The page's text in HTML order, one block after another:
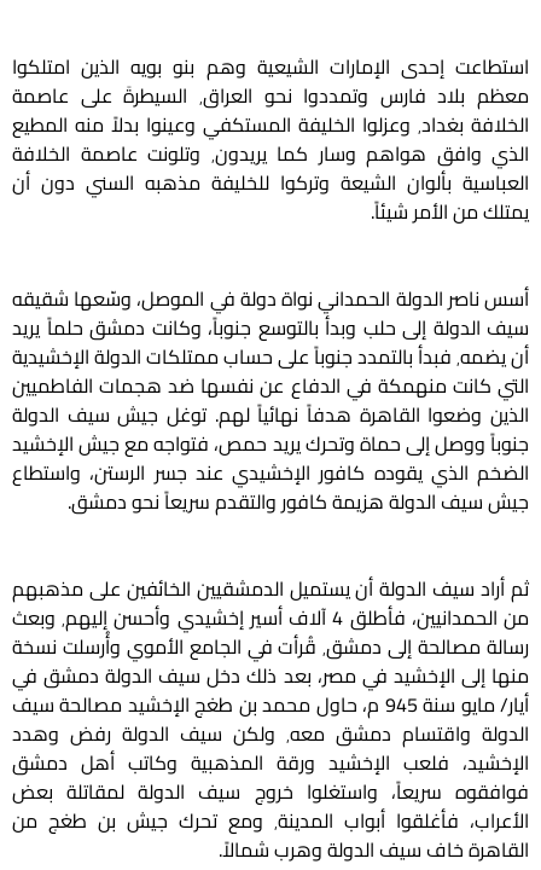
استطاعت إحدى الإمارات الشيعية وهم بنو بويه الذين امتلكوا
معظم بلاد فارس وتمددوا نحو العراق٬ السيطرةَ على عاصمة
الخلافة بغداد٬ وعزلوا الخليفة المستكفي وعينوا بدلاً منه المطيع
الذي وافق هواهم وسار كما يريدون٬ وتلونت عاصمة الخلافة
العباسية بألوان الشيعة وتركوا للخليفة مذهبه السني دون أن
يمتلك من الأمر شيئاً.
أسس ناصر الدولة الحمداني نواة دولة في الموصل، وسّعها شقيقه
سيف الدولة إلى حلب وبدأ بالتوسع جنوباً، وكانت دمشق حلماً يريد
أن يضمه٬ فبدأ بالتمدد جنوباً على حساب ممتلكات الدولة الإخشيدية
التي كانت منهمكة في الدفاع عن نفسها ضد هجمات الفاطميين
الذين وضعوا القاهرة هدفاً نهائياً لهم. توغل جيش سيف الدولة
جنوباً ووصل إلى حماة وتحرك يريد حمص، فتواجه مع جيش الإخشيد
الضخم الذي يقوده كافور الإخشيدي عند جسر الرستن، واستطاع
جيش سيف الدولة هزيمة كافور والتقدم سريعاً نحو دمشق.
ثم أراد سيف الدولة أن يستميل الدمشقيين الخائفين على مذهبهم
من الحمدانيين، فأطلق 4 آلاف أسير إخشيدي وأحسن إليهم٬ وبعث
رسالة مصالحة إلى دمشق٬ قُرأت في الجامع الأموي وأُرسلت نسخة
منها إلى الإخشيد في مصر، بعد ذلك دخل سيف الدولة دمشق في
أيار/ مايو سنة 945 م، حاول محمد بن طغج الإخشيد مصالحة سيف
الدولة واقتسام دمشق معه٬ ولكن سيف الدولة رفض وهدد
الإخشيد، فلعب الإخشيد ورقة المذهبية وكاتب أهل دمشق
فوافقوه سريعاً، واستغلوا خروج سيف الدولة لمقاتلة بعض
الأعراب، فأغلقوا أبواب المدينة٬ ومع تحرك جيش بن طغج من
القاهرة خاف سيف الدولة وهرب شمالاً.